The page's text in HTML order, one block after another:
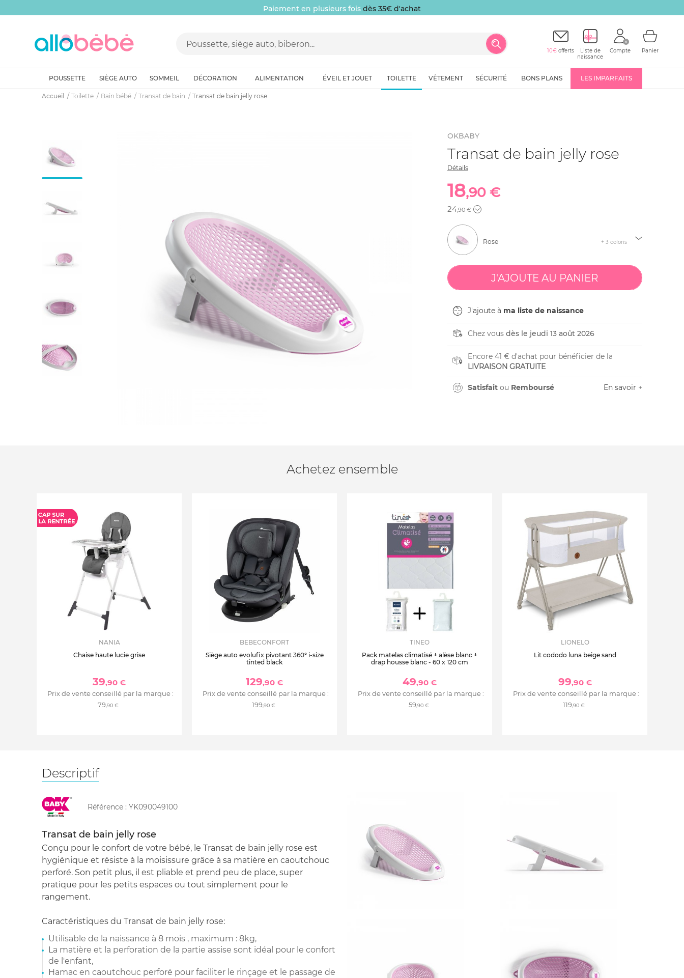
Paiement en plusieurs fois dès 35€ d'achat
10€ offerts
Liste de
naissance
Compte Panier
POUSSETTE SIÈGE AUTO SOMMEIL DÉCORATION ALIMENTATION ÉVEIL ET JOUET TOILETTE VÊTEMENT SÉCURITÉ BONS PLANS LES IMPARFAITS
Accueil Toilette Bain bébé Transat de bain Transat de bain jelly rose
OKBABY
Transat de bain jelly rose
Détails
18,90 €
24,90 €
Rose + 3 coloris
J'ajoute à ma liste de naissance
Chez vous dès le jeudi 13 août 2026
Encore 41 € d'achat pour bénéficier de la
LIVRAISON GRATUITE
Satisfaitou Remboursé En savoir +
Achetez ensemble
NANIA
Chaise haute lucie grise
39,90 €
Prix de vente conseillé par la marque :
79,90 €
BEBECONFORT
Siège auto evolufix pivotant 360° i-size
tinted black
129,90 €
Prix de vente conseillé par la marque :
199,90 €
TINEO
Pack matelas climatisé + alèse blanc +
drap housse blanc - 60 x 120 cm
49,90 €
Prix de vente conseillé par la marque :
59,90 €
LIONELO
Lit cododo luna beige sand
99,90 €
Prix de vente conseillé par la marque :
119,90 €
Descriptif
Référence : YK090049100
Transat de bain jelly rose
Conçu pour le confort de votre bébé, le Transat de bain jelly rose est
hygiénique et résiste à la moisissure grâce à sa matière en caoutchouc
perforé. Son petit plus, il est pliable et prend peu de place, super
pratique pour les petits espaces ou tout simplement pour le
rangement.
Caractéristiques du Transat de bain jelly rose:
Utilisable de la naissance à 8 mois , maximum : 8kg,
La matière et la perforation de la partie assise sont idéal pour le confort
de l'enfant,
Hamac en caoutchouc perforé pour faciliter le rinçage et le passage de